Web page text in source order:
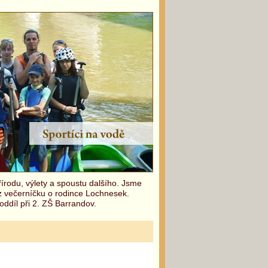
výlety a spoustu dalšího. Jsme
o rodince Lochnesek.
při 2. ZŠ Barrandov.